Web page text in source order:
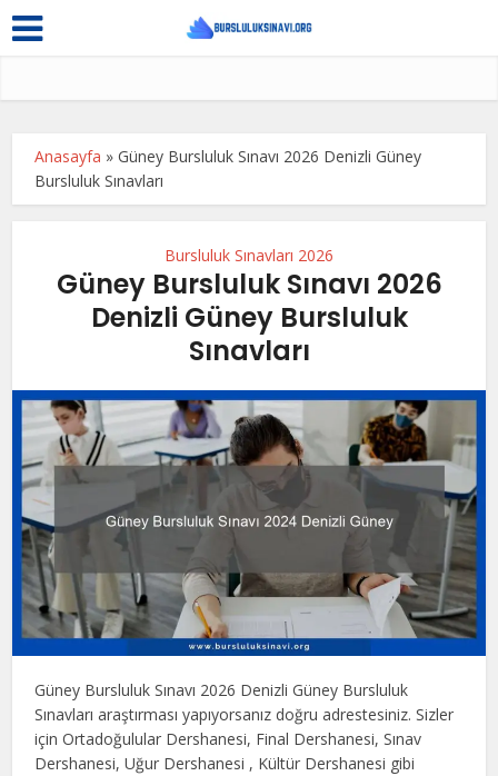
Anasayfa »Güney Bursluluk Sınavı 2026 Denizli Güney
Bursluluk Sınavları
Bursluluk Sınavları 2026
Güney Bursluluk Sınavı 2026
Denizli Güney Bursluluk
Sınavları
Güney Bursluluk Sınavı 2026 Denizli Güney Bursluluk
Sınavları araştırması yapıyorsanız doğru adrestesiniz. Sizler
için Ortadoğulular Dershanesi, Final Dershanesi, Sınav
Dershanesi, Uğur Dershanesi , Kültür Dershanesi gibi